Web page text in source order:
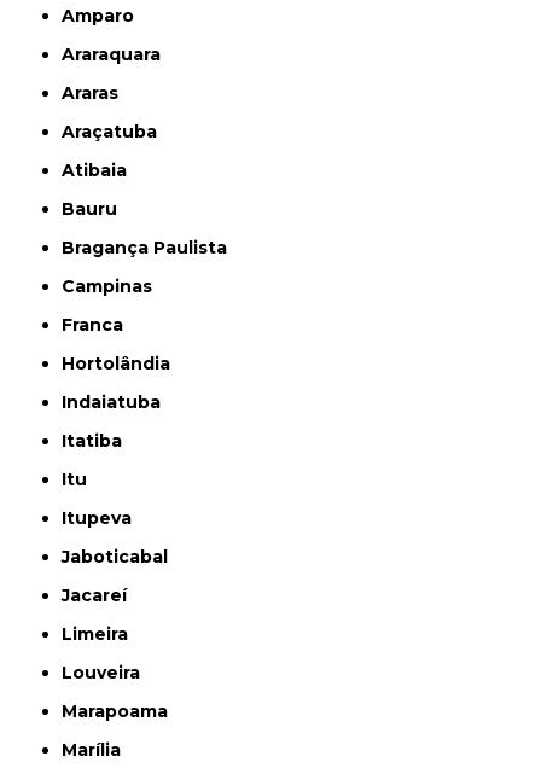
Amparo
Araraquara
Araras
Araçatuba
Atibaia
Bauru
Bragança Paulista
Campinas
Franca
Hortolândia
Indaiatuba
Itatiba
Itu
Itupeva
Jaboticabal
Jacareí
Limeira
Louveira
Marapoama
Marília